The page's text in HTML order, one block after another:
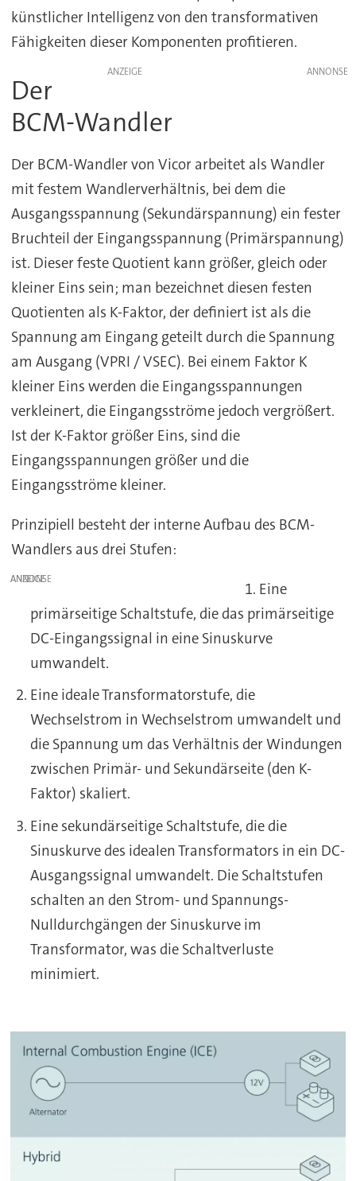
künstlicher Intelligenz von den transformativen
Fähigkeiten dieser Komponenten profitieren.
ANZEIGE
Der
BCM-Wandler
Der BCM-Wandler von Vicor arbeitet als Wandler
mit festem Wandlerverhältnis, bei dem die
Ausgangsspannung (Sekundärspannung) ein fester
Bruchteil der Eingangsspannung (Primärspannung)
ist. Dieser feste Quotient kann größer, gleich oder
kleiner Eins sein; man bezeichnet diesen festen
Quotienten als K-Faktor, der definiert ist als die
Spannung am Eingang geteilt durch die Spannung
am Ausgang (VPRI / VSEC). Bei einem Faktor K
kleiner Eins werden die Eingangsspannungen
verkleinert, die Eingangsströme jedoch vergrößert.
Ist der K-Faktor größer Eins, sind die
Eingangsspannungen größer und die
Eingangsströme kleiner.
Prinzipiell besteht der interne Aufbau des BCM-
Wandlers aus drei Stufen:
ANZEIGE
Eine
primärseitige Schaltstufe, die das primärseitige
DC-Eingangssignal in eine Sinuskurve
umwandelt.
Eine ideale Transformatorstufe, die
Wechselstrom in Wechselstrom umwandelt und
die Spannung um das Verhältnis der Windungen
zwischen Primär- und Sekundärseite (den K-
Faktor) skaliert.
Eine sekundärseitige Schaltstufe, die die
Sinuskurve des idealen Transformators in ein DC-
Ausgangssignal umwandelt. Die Schaltstufen
schalten an den Strom- und Spannungs-
Nulldurchgängen der Sinuskurve im
Transformator, was die Schaltverluste
minimiert.